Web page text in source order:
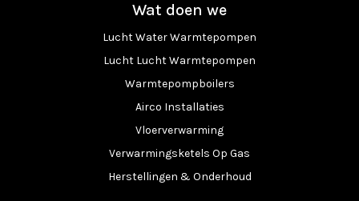
Wat doen we
Lucht Water Warmtepompen
Lucht Lucht Warmtepompen
Warmtepompboilers
Airco Installaties
Vloerverwarming
Verwarmingsketels Op Gas
Herstellingen & Onderhoud